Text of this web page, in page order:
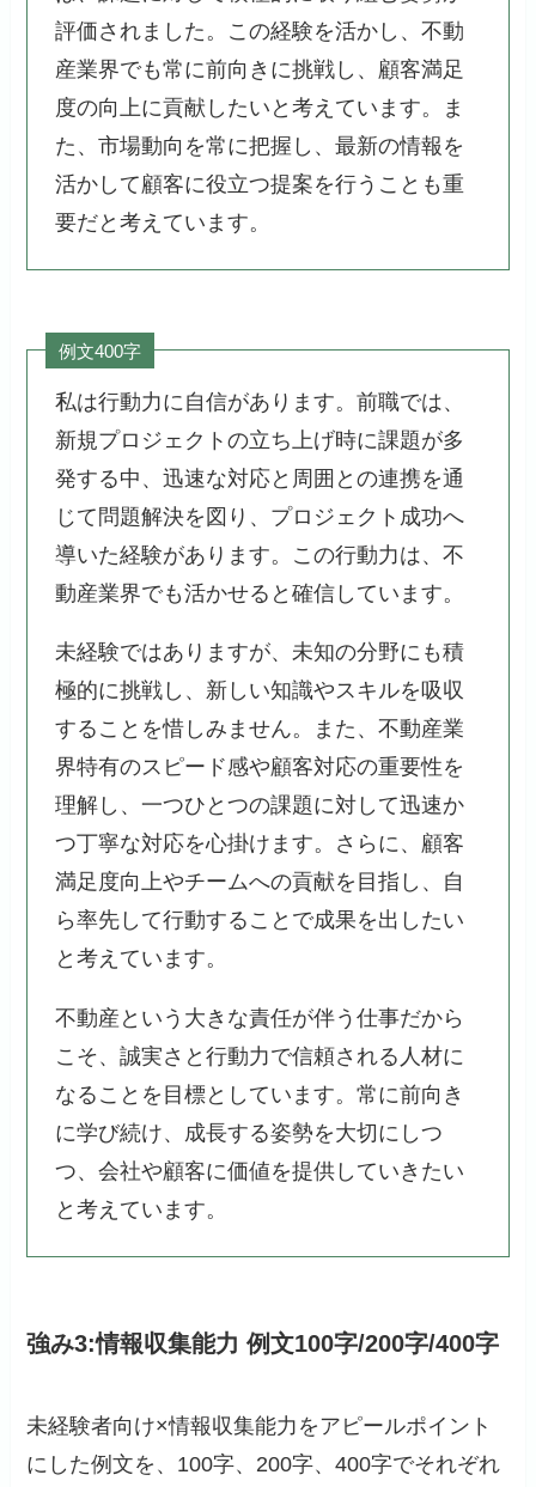
評価されました。この経験を活かし、不動
産業界でも常に前向きに挑戦し、顧客満足
度の向上に貢献したいと考えています。ま
た、市場動向を常に把握し、最新の情報を
活かして顧客に役立つ提案を行うことも重
要だと考えています。
例文400字
私は行動力に自信があります。前職では、
新規プロジェクトの立ち上げ時に課題が多
発する中、迅速な対応と周囲との連携を通
じて問題解決を図り、プロジェクト成功へ
導いた経験があります。この行動力は、不
動産業界でも活かせると確信しています。
未経験ではありますが、未知の分野にも積
極的に挑戦し、新しい知識やスキルを吸収
することを惜しみません。また、不動産業
界特有のスピード感や顧客対応の重要性を
理解し、一つひとつの課題に対して迅速か
つ丁寧な対応を心掛けます。さらに、顧客
満足度向上やチームへの貢献を目指し、自
ら率先して行動することで成果を出したい
と考えています。
不動産という大きな責任が伴う仕事だから
こそ、誠実さと行動力で信頼される人材に
なることを目標としています。常に前向き
に学び続け、成長する姿勢を大切にしつ
つ、会社や顧客に価値を提供していきたい
と考えています。
強み3:情報収集能力 例文100字/200字/400字
未経験者向け×情報収集能力をアピールポイント
にした例文を、100字、200字、400字でそれぞれ